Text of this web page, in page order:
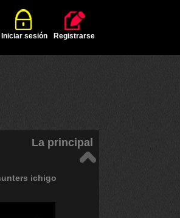
Iniciar sesión Registrarse
La principal
ichigo